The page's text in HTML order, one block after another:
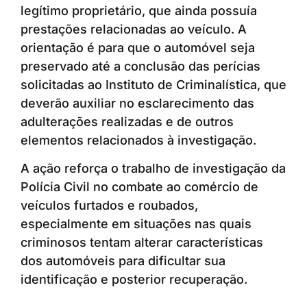
legítimo proprietário, que ainda possuía
prestações relacionadas ao veículo. A
orientação é para que o automóvel seja
preservado até a conclusão das perícias
solicitadas ao Instituto de Criminalística, que
deverão auxiliar no esclarecimento das
adulterações realizadas e de outros
elementos relacionados à investigação.
A ação reforça o trabalho de investigação da
Polícia Civil no combate ao comércio de
veículos furtados e roubados,
especialmente em situações nas quais
criminosos tentam alterar características
dos automóveis para dificultar sua
identificação e posterior recuperação.